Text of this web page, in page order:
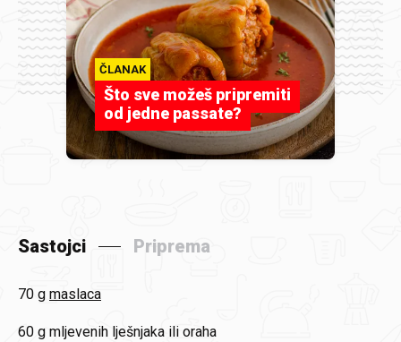
ČLANAK
Što sve možeš pripremiti
od jedne passate?
Sastojci Priprema
70 g maslaca
60 g mljevenih lješnjaka ili oraha